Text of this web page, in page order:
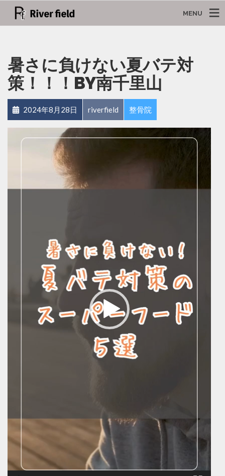
MENU
暑さに負けない夏バテ対
策！！！BY南千里山
2024年8月28日 riverfield 整骨院
ヤ